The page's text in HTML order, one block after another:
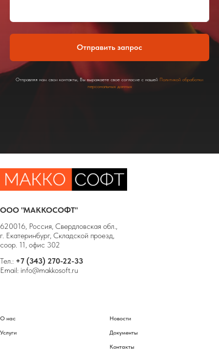
Отправить запрос
Отправляя нам свои контакты, Вы выражаете свое согласие с нашей Политикой обработки
персональных данных
ООО "МАККОСОФТ"
620016, Россия, Свердловская обл.,
г. Екатеринбург, Складской проезд,
соор. 11, офис 302
Тел.: +7 (343) 270-22-33
Email: info@makkosoft.ru
О нас
Услуги
Новости
Документы
Контакты